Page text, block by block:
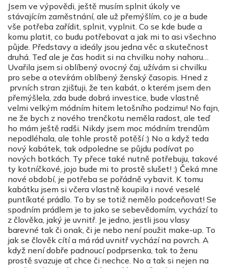
Jsem ve výpovědi, ještě musím splnit úkoly ve
stávajícím zaměstnání, ale už přemýšlím, co je a bude
vše potřeba zařídit, splnit, vyplnit. Co se kde bude a
komu platit, co budu potřebovat a jak mi to asi všechno
půjde. Představy a ideály jsou jedna věc a skutečnost
druhá. Teď ale je čas hodit si na chvilku nohy nahoru…
Uvařila jsem si oblíbený ovocný čaj, užívám si chvilku
pro sebe a otevírám oblíbený ženský časopis. Hned z
prvních stran zjišťuji, že ten kabát, o kterém jsem den
přemýšlela, zda bude dobrá investice, bude vlastně
velmi velkým módním hitem letošního podzimu! No fajn,
ne že bych z nového trenčkotu neměla radost, ale teď
ho mám ještě radši. Nikdy jsem moc módním trendům
nepodléhala, ale tohle prostě potěší :) No a když teda
nový kabátek, tak odpoledne se půjdu podívat po
nových botkách. Ty přece také nutně potřebuju, takové
ty kotníčkové, jojo bude mi to prostě slušet! :) Čeká mne
nové období, je potřeba se pořádně vybavit. K tomu
kabátku jsem si včera vlastně koupila i nové veselé
puntíkaté prádlo. To by se totiž nemělo podceňovat! Se
spodním prádlem je to jako se sebevědomím, vychází to
z člověka, jaký je uvnitř. Je jedno, jestli jsou vlasy
barevné tak či onak, či je nebo není použit make-up. To
jak se člověk cítí a má rád uvnitř vychází na povrch. A
když není dobře padnoucí podprsenka, tak to ženu
prostě svazuje ať chce či nechce. No a tak si nejen na